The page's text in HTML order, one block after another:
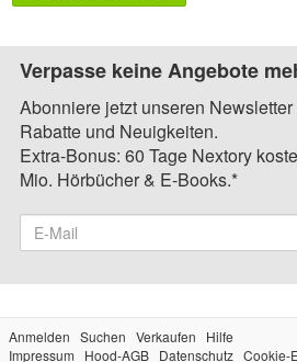
Verpasse keine Angebote
Abonniere jetzt unseren
Rabatte und Neuigkeiten.
Extra-Bonus: 60 Tage Nextory
Mio. Hörbücher & E-Books.*
Anmelden Suchen Verkaufen
Hilfe
Impressum
Hood-AGB Datenschutz Cookie-